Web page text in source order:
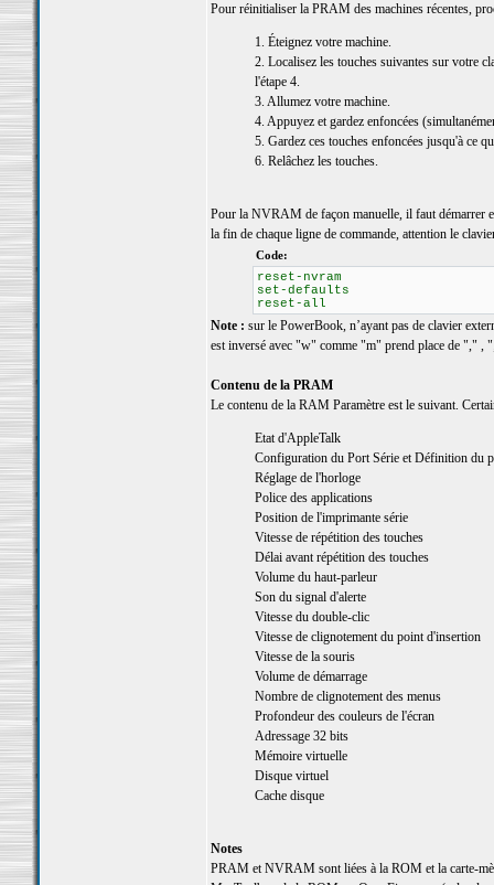
Pour réinitialiser la PRAM des machines récentes,
1. Éteignez votre machine.
2. Localisez les touches suivantes sur votre
l'étape 4.
3. Allumez votre machine.
4. Appuyez et gardez enfoncées
5. Gardez ces touches enfoncées jusqu'à ce
6. Relâchez les touches.
Pour la NVRAM de façon manuelle, il faut démarrer
la fin de chaque ligne de commande, attention le
Code:
reset-nvram
set-defaults
reset-all
Note : sur le PowerBook, n’ayant pas de clavier
est inversé avec "w" comme "m" prend place de ","
Contenu de la PRAM
Le contenu de la RAM Paramètre est le suivant.
Etat d'AppleTalk
Configuration du Port Série et Définition du
Réglage de l'horloge
Police des applications
Position de l'imprimante série
Vitesse de répétition des touches
Délai avant répétition des touches
Volume du haut-parleur
Son du signal d'alerte
Vitesse du double-clic
Vitesse de clignotement du point d'insertion
Vitesse de la souris
Volume de démarrage
Nombre de clignotement des menus
Profondeur des couleurs de l'écran
Adressage 32 bits
Mémoire virtuelle
Disque virtuel
Cache disque
Notes
PRAM et NVRAM sont liées à la ROM et la carte-